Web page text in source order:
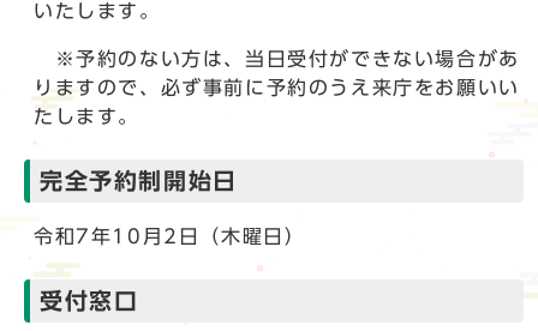
いたします。
※予約のない方は、当日受付ができない場合があ
りますので、必ず事前に予約のうえ来庁をお願いい
たします。
完全予約制開始日
令和7年10月2日（木曜日）
受付窓口